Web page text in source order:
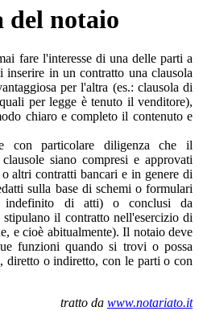
notaio
fare l'interesse di una delle parti a
in un contratto una clausola
per l'altra (es.: clausola di
per legge è tenuto il venditore),
chiaro e completo il contenuto e
con particolare diligenza che il
siano compresi e approvati
altri contratti bancari e in genere di
sulla base di schemi o formulari
indefinito di atti) o conclusi da
il contratto nell'esercizio di
e cioè abitualmente). Il notaio deve
funzioni quando si trovi o possa
diretto o indiretto, con le parti o con
tratto da www.notariato.it